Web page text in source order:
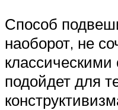
Способ
наоборот, не
подойдет для